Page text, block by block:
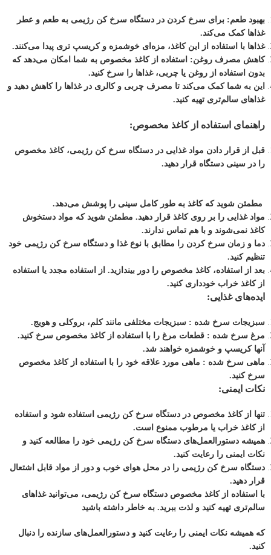
بهبود طعم: برای سرخ کردن در دستگاه سرخ کن رژیمی به طعم و عطر
غذاها کمک می‌کند.
غذاها با استفاده از این کاغذ، مزه‌ای خوشمزه و کریسپ تری پیدا می‌کنند.
کاهش مصرف روغن: استفاده از کاغذ مخصوص به شما امکان می‌دهد که
بدون استفاده از روغن یا چربی، غذاها را سرخ کنید.
این به شما کمک می‌کند تا مصرف چربی و کالری در غذاها را کاهش دهید و
غذاهای سالم‌تری تهیه کنید.
راهنمای استفاده از کاغذ مخصوص:
قبل از قرار دادن مواد غذایی در دستگاه سرخ کن رژیمی، کاغذ مخصوص
را در سینی دستگاه قرار دهید.
مطمئن شوید که کاغذ به طور کامل سینی را پوشش می‌دهد.
مواد غذایی را بر روی کاغذ قرار دهید. مطمئن شوید که مواد دستخوش
کاغذ نمی‌شوند و با هم تماس ندارند.
دما و زمان سرخ کردن را مطابق با نوع غذا و دستگاه سرخ کن رژیمی خود
تنظیم کنید.
بعد از استفاده، کاغذ مخصوص را دور بیندازید. از استفاده مجدد یا استفاده
از کاغذ خراب خودداری کنید.
ایده‌های غذایی:
سبزیجات سرخ شده : سبزیجات مختلفی مانند کلم، بروکلی و هویج.
مرغ سرخ شده : قطعات مرغ را با استفاده از کاغذ مخصوص سرخ کنید.
آنها کریسپ و خوشمزه خواهند شد.
ماهی سرخ شده : ماهی مورد علاقه خود را با استفاده از کاغذ مخصوص
سرخ کنید.
نکات ایمنی:
تنها از کاغذ مخصوص در دستگاه سرخ کن رژیمی استفاده شود و استفاده
از کاغذ خراب یا مرطوب ممنوع است.
همیشه دستورالعمل‌های دستگاه سرخ کن رژیمی خود را مطالعه کنید و
نکات ایمنی را رعایت کنید.
دستگاه سرخ کن رژیمی را در محل هوای خوب و دور از مواد قابل اشتعال
قرار دهید.
با استفاده از کاغذ مخصوص دستگاه سرخ کن رژیمی، می‌توانید غذاهای
سالم‌تری تهیه کنید و لذت ببرید. به خاطر داشته باشید
که همیشه نکات ایمنی را رعایت کنید و دستورالعمل‌های سازنده را دنبال
کنید.